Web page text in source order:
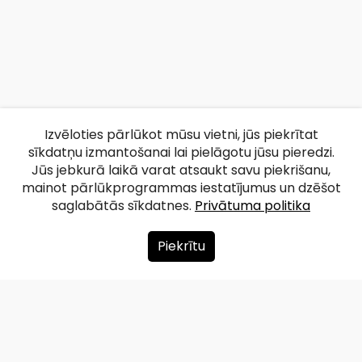
Par mums
Izvēloties pārlūkot mūsu vietni, jūs piekrītat
sīkdatņu izmantošanai lai pielāgotu jūsu pieredzi.
Jūs jebkurā laikā varat atsaukt savu piekrišanu,
mainot pārlūkprogrammas iestatījumus un dzēšot
saglabātās sīkdatnes. Privātuma politika
Piekrītu